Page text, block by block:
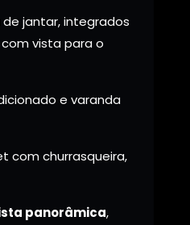
de jantar, integrados
vista para o
e varanda
com churrasqueira,
panorâmica,